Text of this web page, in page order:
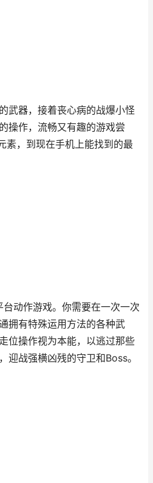
武器，接着丧心病的战爆小怪
操作，流畅又有趣的游戏尝
，到现在手机上能找到的最
动作游戏。你需要在一次一次
拥有特殊运用方法的各种武
位操作视为本能，以逃过那些
迎战强横凶残的守卫和Boss。